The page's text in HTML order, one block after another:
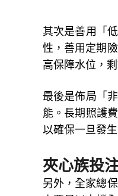
其次是善用「
性，善用定期
高保障水位，
最後是佈局「
能。長期照護
以確保一旦發
夾心族投
另外，全家總